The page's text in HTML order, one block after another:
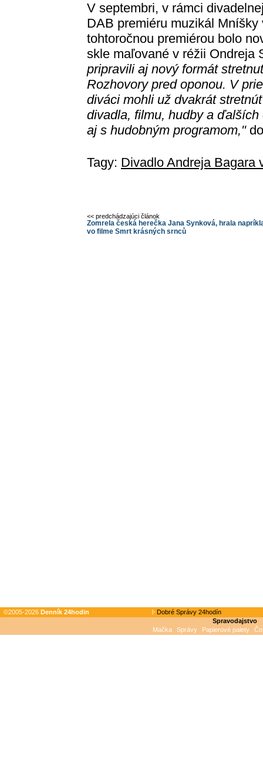
V septembri, v rámci
DAB premiéru muzikál
tohtoročnou premiérou bolo
skle maľované v réžii Ondreja
pripravili aj nový formát
Rozhovory pred oponou. V
diváci mohli už dvakrát
divadla, filmu, hudby a
aj s hudobným programom,"
Tagy: Divadlo Andreja Bagara
<< predchádzajúci článok
Zomrela česká herečka Jana Synková, hrala
vo filme Smrt krásných srnců
©2005-2026 Denník 24hodin
Dobré Správy 24hodín
Spravodajstvo
Mačka
Správy Papierové palety